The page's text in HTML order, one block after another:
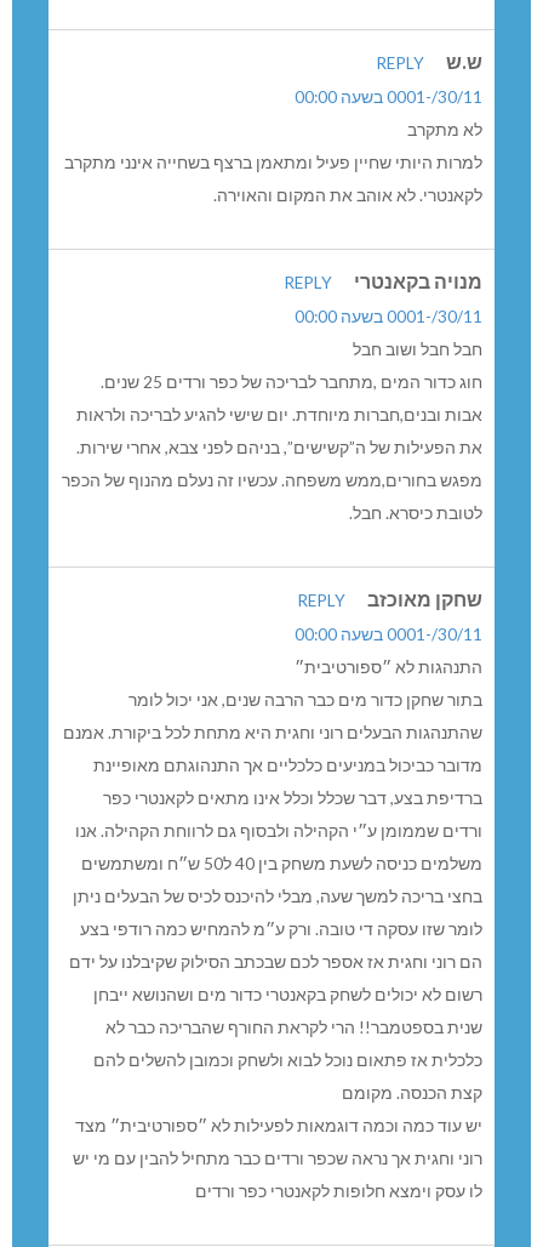
ש.ש
REPLY
30/11/-0001 בשעה 00:00
לא מתקרב
למרות היותי שחיין פעיל ומתאמן ברצף בשחייה אינני מתקרב
לקאנטרי. לא אוהב את המקום והאוירה.
מנויה בקאנטרי
REPLY
30/11/-0001 בשעה 00:00
חבל חבל ושוב חבל
חוג כדור המים ,מתחבר לבריכה של כפר ורדים 25 שנים.
אבות ובנים,חברות מיוחדת. יום שישי להגיע לבריכה ולראות
את הפעילות של ה”קשישים”, בניהם לפני צבא, אחרי שירות.
מפגש בחורים,ממש משפחה. עכשיו זה נעלם מהנוף של הכפר
לטובת כיסרא. חבל.
שחקן מאוכזב
REPLY
30/11/-0001 בשעה 00:00
התנהגות לא ״ספורטיבית״
בתור שחקן כדור מים כבר הרבה שנים, אני יכול לומר
שהתנהגות הבעלים רוני וחגית היא מתחת לכל ביקורת. אמנם
מדובר כביכול במניעים כלכליים אך התנהוגתם מאופיינת
ברדיפת בצע, דבר שכלל וכלל אינו מתאים לקאנטרי כפר
ורדים שממומן ע״י הקהילה ולבסוף גם לרווחת הקהילה. אנו
משלמים כניסה לשעת משחק בין 40 ל50 ש״ח ומשתמשים
בחצי בריכה למשך שעה, מבלי להיכנס לכיס של הבעלים ניתן
לומר שזו עסקה די טובה. ורק ע״מ להמחיש כמה רודפי בצע
הם רוני וחגית אז אספר לכם שבכתב הסילוק שקיבלנו על ידם
רשום לא יכולים לשחק בקאנטרי כדור מים ושהנושא ייבחן
שנית בספטמבר!! הרי לקראת החורף שהבריכה כבר לא
כלכלית אז פתאום נוכל לבוא ולשחק וכמובן להשלים להם
קצת הכנסה. מקומם
יש עוד כמה וכמה דוגמאות לפעילות לא ״ספורטיבית״ מצד
רוני וחגית אך נראה שכפר ורדים כבר מתחיל להבין עם מי יש
לו עסק וימצא חלופות לקאנטרי כפר ורדים